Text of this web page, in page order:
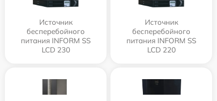
Источник
бесперебойного
питания INFORM SS
LCD 230
Источник
бесперебойного
питания INFORM SS
LCD 220